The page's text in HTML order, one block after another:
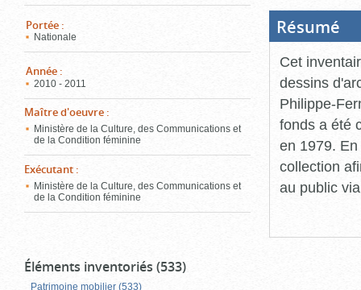
Portée :
Nationale
Année :
2010 - 2011
Maître d'oeuvre :
Ministère de la Culture, des Communications et
de la Condition féminine
Exécutant :
Ministère de la Culture, des Communications et
de la Condition féminine
Résumé
Cet
dessins
Philippe-
fonds a été
en 1979.
collection
au public
Éléments inventoriés (533)
Patrimoine mobilier (533)